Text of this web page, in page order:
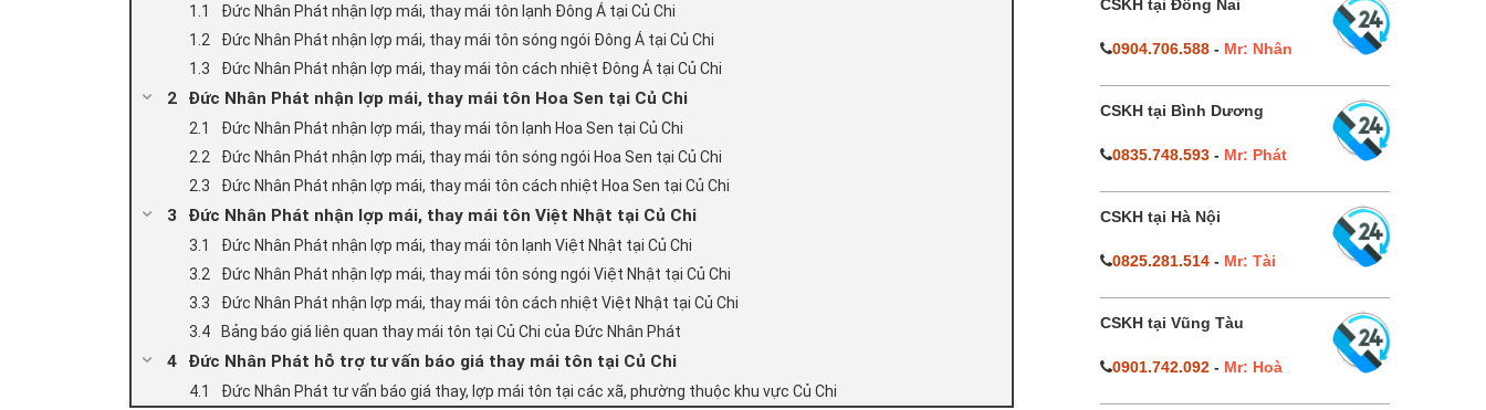
Đức Nhân Phát nhận lợp mái, thay mái tôn lạnh Đông Á tại Củ Chi
Đức Nhân Phát nhận lợp mái, thay mái tôn sóng ngói Đông Á tại Củ Chi
Đức Nhân Phát nhận lợp mái, thay mái tôn cách nhiệt Đông Á tại Củ Chi
Đức Nhân Phát nhận lợp mái, thay mái tôn Hoa Sen tại Củ Chi
Đức Nhân Phát nhận lợp mái, thay mái tôn lạnh Hoa Sen tại Củ Chi
Đức Nhân Phát nhận lợp mái, thay mái tôn sóng ngói Hoa Sen tại Củ Chi
Đức Nhân Phát nhận lợp mái, thay mái tôn cách nhiệt Hoa Sen tại Củ Chi
Đức Nhân Phát nhận lợp mái, thay mái tôn Việt Nhật tại Củ Chi
Đức Nhân Phát nhận lợp mái, thay mái tôn lạnh Việt Nhật tại Củ Chi
Đức Nhân Phát nhận lợp mái, thay mái tôn sóng ngói Việt Nhật tại Củ Chi
Đức Nhân Phát nhận lợp mái, thay mái tôn cách nhiệt Việt Nhật tại Củ Chi
Bảng báo giá liên quan thay mái tôn tại Củ Chi của Đức Nhân Phát
Đức Nhân Phát hỗ trợ tư vấn báo giá thay mái tôn tại Củ Chi
Đức Nhân Phát tư vấn báo giá thay, lợp mái tôn tại các xã, phường thuộc khu vực Củ Chi
CSKH tại Đồng Nai
0904.706.588- Mr: Nhân
CSKH tại Bình Dương
0835.748.593- Mr: Phát
CSKH tại Hà Nội
0825.281.514- Mr: Tài
CSKH tại Vũng Tàu
0901.742.092- Mr: Hoà